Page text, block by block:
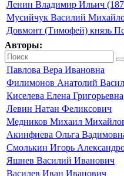
Ленин Владимир Ильич
Мусийчук Василий
Довмонт (Тимофей) князь
Авторы:
Павлова Вера Ивановна
Филимонов Анатолий
Киселева Елена Григорьевна
Левин Натан Феликсович
Медников Михаил
Акинфиева Ольга
Смолькин Игорь
Яшнев Василий Иванович
Василев Иван Иванович